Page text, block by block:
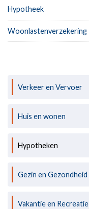
Hypotheek
Woonlastenverzekering
Verkeer en Vervoer
Huis en wonen
Hypotheken
Gezin en Gezondheid
Vakantie en Recreatie